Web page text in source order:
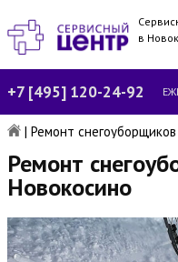
в
+7 [495] 120-24-92
| Ремонт
Ремонт
Новокосино